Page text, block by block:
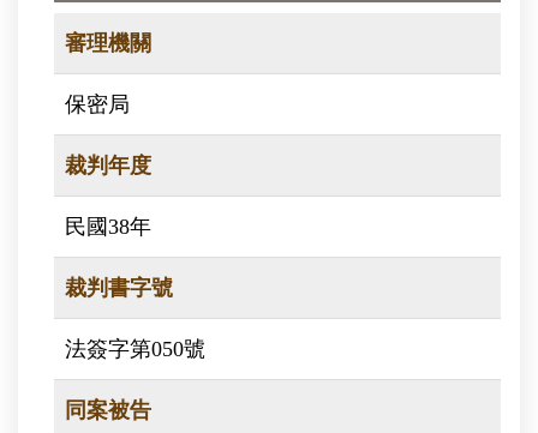
審理機關
保密局
裁判年度
民國38年
裁判書字號
法簽字第050號
同案被告